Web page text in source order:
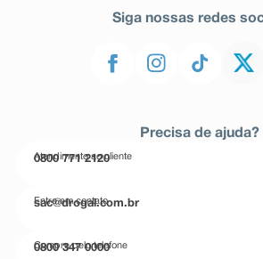
Siga nossas redes
Precisa de ajuda?
Atendimento ao cliente
0800 771 2120
Entre em contato
sac@drogal.com.br
Compre pelo telefone
0800 347 0000